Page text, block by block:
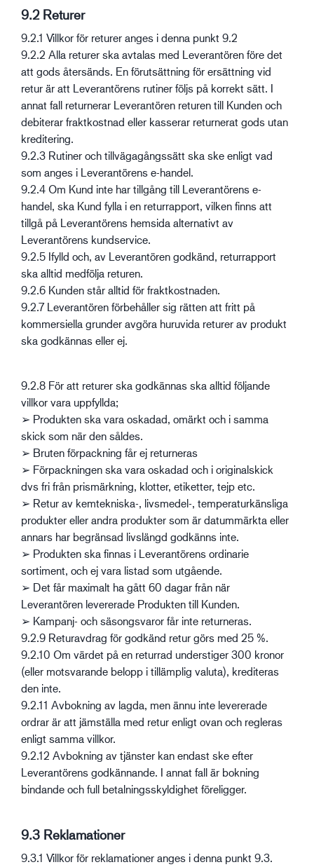
9.2 Returer
9.2.1 Villkor för returer anges i denna punkt 9.2
9.2.2 Alla returer ska avtalas med Leverantören före det
att gods återsänds. En förutsättning för ersättning vid
retur är att Leverantörens rutiner följs på korrekt sätt. I
annat fall returnerar Leverantören returen till Kunden och
debiterar fraktkostnad eller kasserar returnerat gods utan
kreditering.
9.2.3 Rutiner och tillvägagångssätt ska ske enligt vad
som anges i Leverantörens e-handel.
9.2.4 Om Kund inte har tillgång till Leverantörens e-
handel, ska Kund fylla i en returrapport, vilken finns att
tillgå på Leverantörens hemsida alternativt av
Leverantörens kundservice.
9.2.5 Ifylld och, av Leverantören godkänd, returrapport
ska alltid medfölja returen.
9.2.6 Kunden står alltid för fraktkostnaden.
9.2.7 Leverantören förbehåller sig rätten att fritt på
kommersiella grunder avgöra huruvida returer av produkt
ska godkännas eller ej.
9.2.8 För att returer ska godkännas ska alltid följande
villkor vara uppfyllda;
➢ Produkten ska vara oskadad, omärkt och i samma
skick som när den såldes.
➢ Bruten förpackning får ej returneras
➢ Förpackningen ska vara oskadad och i originalskick
dvs fri från prismärkning, klotter, etiketter, tejp etc.
➢ Retur av kemtekniska-, livsmedel-, temperaturkänsliga
produkter eller andra produkter som är datummärkta eller
annars har begränsad livslängd godkänns inte.
➢ Produkten ska finnas i Leverantörens ordinarie
sortiment, och ej vara listad som utgående.
➢ Det får maximalt ha gått 60 dagar från när
Leverantören levererade Produkten till Kunden.
➢ Kampanj- och säsongsvaror får inte returneras.
9.2.9 Returavdrag för godkänd retur görs med 25 %.
9.2.10 Om värdet på en returrad understiger 300 kronor
(eller motsvarande belopp i tillämplig valuta), krediteras
den inte.
9.2.11 Avbokning av lagda, men ännu inte levererade
ordrar är att jämställa med retur enligt ovan och regleras
enligt samma villkor.
9.2.12 Avbokning av tjänster kan endast ske efter
Leverantörens godkännande. I annat fall är bokning
bindande och full betalningsskyldighet föreligger.
9.3 Reklamationer
9.3.1 Villkor för reklamationer anges i denna punkt 9.3.